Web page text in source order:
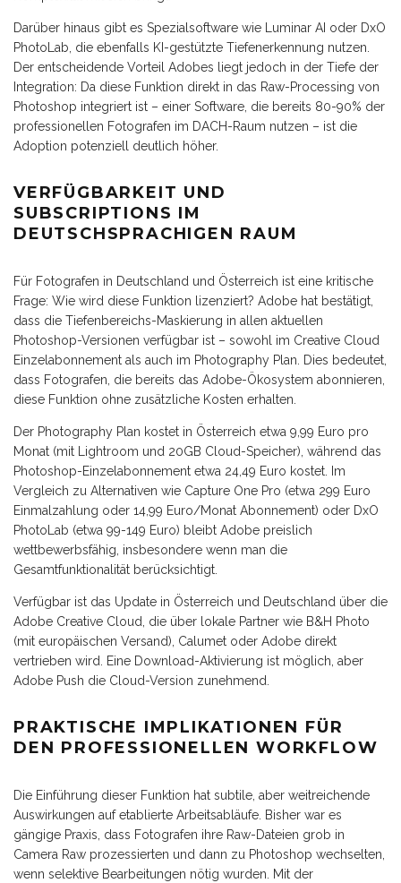
Darüber hinaus gibt es Spezialsoftware wie Luminar AI oder DxO
PhotoLab, die ebenfalls KI-gestützte Tiefenerkennung nutzen.
Der entscheidende Vorteil Adobes liegt jedoch in der Tiefe der
Integration: Da diese Funktion direkt in das Raw-Processing von
Photoshop integriert ist – einer Software, die bereits 80-90% der
professionellen Fotografen im DACH-Raum nutzen – ist die
Adoption potenziell deutlich höher.
VERFÜGBARKEIT UND
SUBSCRIPTIONS IM
DEUTSCHSPRACHIGEN RAUM
Für Fotografen in Deutschland und Österreich ist eine kritische
Frage: Wie wird diese Funktion lizenziert? Adobe hat bestätigt,
dass die Tiefenbereichs-Maskierung in allen aktuellen
Photoshop-Versionen verfügbar ist – sowohl im Creative Cloud
Einzelabonnement als auch im Photography Plan. Dies bedeutet,
dass Fotografen, die bereits das Adobe-Ökosystem abonnieren,
diese Funktion ohne zusätzliche Kosten erhalten.
Der Photography Plan kostet in Österreich etwa 9,99 Euro pro
Monat (mit Lightroom und 20GB Cloud-Speicher), während das
Photoshop-Einzelabonnement etwa 24,49 Euro kostet. Im
Vergleich zu Alternativen wie Capture One Pro (etwa 299 Euro
Einmalzahlung oder 14,99 Euro/Monat Abonnement) oder DxO
PhotoLab (etwa 99-149 Euro) bleibt Adobe preislich
wettbewerbsfähig, insbesondere wenn man die
Gesamtfunktionalität berücksichtigt.
Verfügbar ist das Update in Österreich und Deutschland über die
Adobe Creative Cloud, die über lokale Partner wie B&H Photo
(mit europäischen Versand), Calumet oder Adobe direkt
vertrieben wird. Eine Download-Aktivierung ist möglich, aber
Adobe Push die Cloud-Version zunehmend.
PRAKTISCHE IMPLIKATIONEN FÜR
DEN PROFESSIONELLEN WORKFLOW
Die Einführung dieser Funktion hat subtile, aber weitreichende
Auswirkungen auf etablierte Arbeitsabläufe. Bisher war es
gängige Praxis, dass Fotografen ihre Raw-Dateien grob in
Camera Raw prozessierten und dann zu Photoshop wechselten,
wenn selektive Bearbeitungen nötig wurden. Mit der